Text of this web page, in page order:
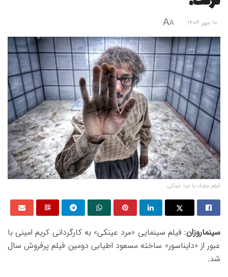
10 مهر 1404 A
A
فیلم جلبک یا مرد عینکی
سینماروزان: فیلم سینمایی «مرد عینکی» به کارگردانی کریم امینی با
عبور از «دایناسور» ساخته مسعود اطیابی دومین فیلم پرفروش سال
شد.